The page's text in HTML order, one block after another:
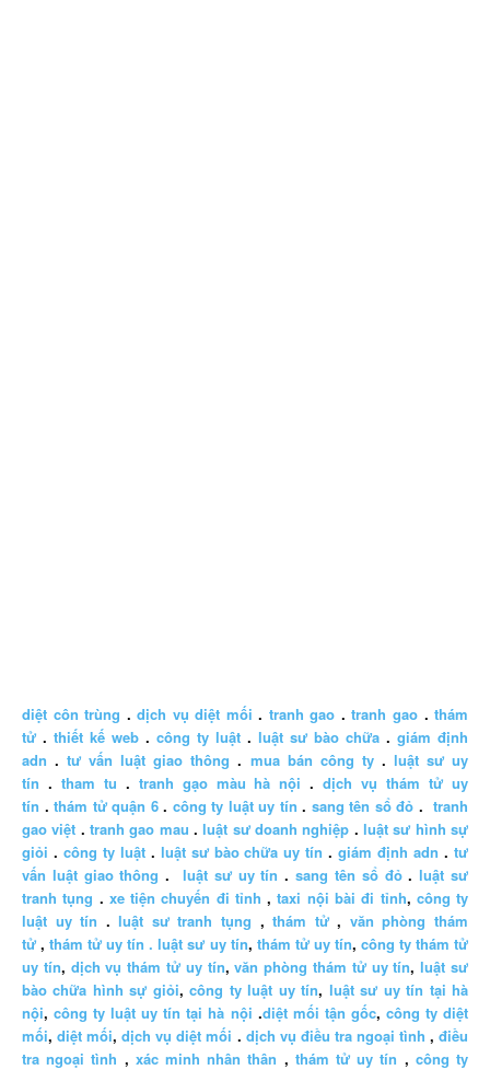
diệt côn trùng .dịch vụ diệt mối . tranh gao .tranh gao .thám
tử . thiết kế web . công ty luật . luật sư bào chữa . giám định
adn .tư vấn luật giao thông . mua bán công ty. luật sư uy
tín . tham tu . tranh gạo màu hà nội .dịch vụ thám tử uy
tín .thám tử quận 6. công ty luật uy tín . sang tên sổ đỏ .tranh
gao việt .tranh gao mau .luật sư doanh nghiệp .luật sư hình sự
giỏi . công ty luật. luật sư bào chữa uy tín .giám định adn .tư
vấn luật giao thông . luật sư uy tín .sang tên sổ đỏ.luật sư
tranh tụng . xe tiện chuyến đi tỉnh ,taxi nội bài đi tỉnh, công ty
luật uy tín .luật sư tranh tụng ,thám tử, văn phòng thám
tử ,thám tử uy tín . luật sư uy tín, thám tử uy tín, công ty thám tử
uy tín, dịch vụ thám tử uy tín,văn phòng thám tử uy tín,luật sư
bào chữa hình sự giỏi,công ty luật uy tín, luật sư uy tín tại hà
nội,công ty luật uy tín tại hà nội .diệt mối tận gốc, công ty diệt
mối,diệt mối,dịch vụ diệt mối . dịch vụ điều tra ngoại tình ,điều
tra ngoại tình , xác minh nhân thân , thám tử uy tín , công ty